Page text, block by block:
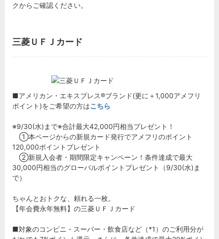
クからご確認ください。
三菱ＵＦＪカード
■アメリカン・エキスプレス®ブランド(更に＋1,000アメフリ
ポイント)をご希望の方はこちら
※9/30(水)まで※合計最大42,000円相当プレゼント！
①本ページからの新規カード発行でアメフリのポイント
120,000ポイントプレゼント
②新規入会者・期間限定キャンペーン！条件達成で最大
30,000円相当のグローバルポイントプレゼント（9/30(水)ま
で）
ちゃんとおトクな、頼れる一枚。
【年会費永年無料】の三菱ＵＦＪカード
■対象のコンビニ・スーパー・飲食店など（*1）のご利用分が